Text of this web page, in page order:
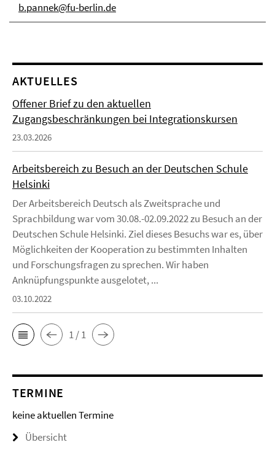
b.pannek@fu-berlin.de
AKTUELLES
Offener Brief zu den aktuellen
Zugangsbeschränkungen bei Integrationskursen
23.03.2026
Arbeitsbereich zu Besuch an der Deutschen Schule
Helsinki
Der Arbeitsbereich Deutsch als Zweitsprache und
Sprachbildung war vom 30.08.-02.09.2022 zu Besuch an der
Deutschen Schule Helsinki. Ziel dieses Besuchs war es, über
Möglichkeiten der Kooperation zu bestimmten Inhalten
und Forschungsfragen zu sprechen. Wir haben
Anknüpfungspunkte ausgelotet, ...
03.10.2022
1 / 1
TERMINE
keine aktuellen Termine
Übersicht